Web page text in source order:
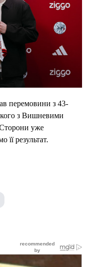
перемовини з 43-
з Вишневими
уже
її результат.